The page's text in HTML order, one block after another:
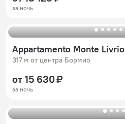
за ночь
Appartamento Monte Livrio
317 м от центра Бормио
от 15 630 ₽
за ночь